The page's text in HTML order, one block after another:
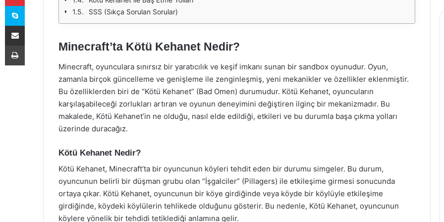
SSS (Sıkça Sorulan Sorular)
Minecraft’ta Kötü Kehanet Nedir?
Minecraft, oyunculara sınırsız bir yaratıcılık ve keşif imkanı sunan bir sandbox oyunudur. Oyun,
zamanla birçok güncelleme ve genişleme ile zenginleşmiş, yeni mekanikler ve özellikler eklenmiştir.
Bu özelliklerden biri de “Kötü Kehanet” (Bad Omen) durumudur. Kötü Kehanet, oyuncuların
karşılaşabileceği zorlukları artıran ve oyunun deneyimini değiştiren ilginç bir mekanizmadır. Bu
makalede, Kötü Kehanet’in ne olduğu, nasıl elde edildiği, etkileri ve bu durumla başa çıkma yolları
üzerinde duracağız.
Kötü Kehanet Nedir?
Kötü Kehanet, Minecraft’ta bir oyuncunun köyleri tehdit eden bir durumu simgeler. Bu durum,
oyuncunun belirli bir düşman grubu olan “İşgalciler” (Pillagers) ile etkileşime girmesi sonucunda
ortaya çıkar. Kötü Kehanet, oyuncunun bir köye girdiğinde veya köyde bir köylüyle etkileşime
girdiğinde, köydeki köylülerin tehlikede olduğunu gösterir. Bu nedenle, Kötü Kehanet, oyuncunun
köylere yönelik bir tehdidi tetiklediği anlamına gelir.
Skype
E-Posta ile paylaş